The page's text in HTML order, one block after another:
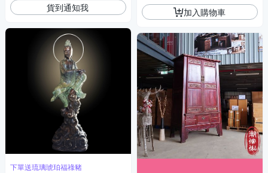
貨到通知我
下單送琉璃琥珀福祿豬
加入購物車